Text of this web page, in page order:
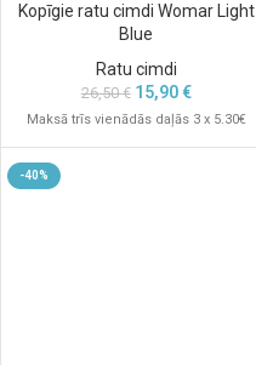
Kopīgie ratu cimdi Womar Light
Blue
Ratu cimdi
26,50€ 15,90€
Maksā trīs vienādās daļās 3 x 5.30€
-40%